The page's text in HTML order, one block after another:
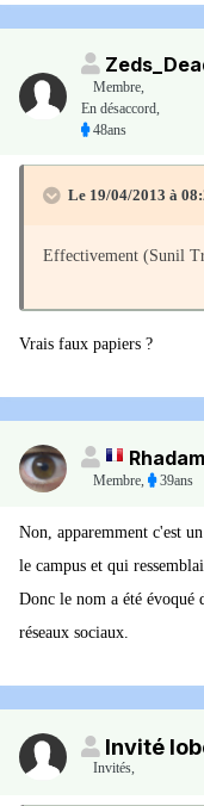
Membre,
En désaccord,
48ans
Le 19/04/2013 à
Effectivement (Sunil
Vrais faux papiers ?
Membre, 39ans
Non, apparemment c'est
le campus et qui
Donc le nom a été évoqué
réseaux sociaux.
Invité
Invités,